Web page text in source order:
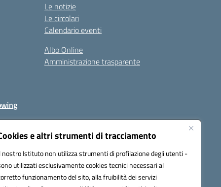
e altri strumenti di tracciamento
nostro Istituto non utilizza strumenti di profilazione degli utenti -
utilizzati esclusivamente cookies tecnici necessari al
funzionamento del sito, alla fruibilità dei servizi
Le notizie
Le circolari
Calendario eventi
Albo Online
Amministrazione trasparente